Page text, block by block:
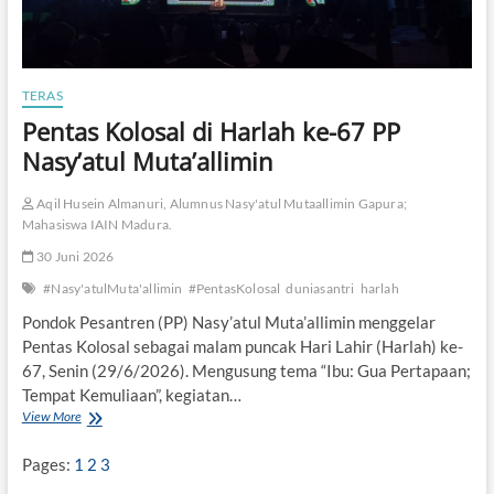
TERAS
Pentas Kolosal di Harlah ke-67 PP
Nasy’atul Muta’allimin
Aqil Husein Almanuri, Alumnus Nasy'atul Mutaallimin Gapura;
Mahasiswa IAIN Madura.
30 Juni 2026
#Nasy'atulMuta'allimin #PentasKolosal duniasantri harlah
Pondok Pesantren (PP) Nasy’atul Muta’allimin menggelar
Pentas Kolosal sebagai malam puncak Hari Lahir (Harlah) ke-
67, Senin (29/6/2026). Mengusung tema “Ibu: Gua Pertapaan;
Tempat Kemuliaan”, kegiatan…
View MoreP
t
Pages: 1 2 3